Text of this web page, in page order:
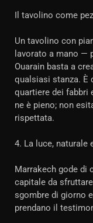
Il tavolino come
Un tavolino con
lavorato a mano —
Ouarain basta a
qualsiasi stanza. È
quartiere dei fabbri
ne è pieno; non
rispettata.
4. La luce, naturale
Marrakech gode di
capitale da
sgombre di giorno
prendano il